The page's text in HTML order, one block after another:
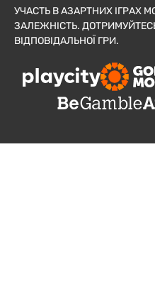
УЧАСТЬ В АЗАРТНИХ ІГРАХ
ЗАЛЕЖНІСТЬ.
ВІДПОВІДАЛЬНОЇ ГРИ.